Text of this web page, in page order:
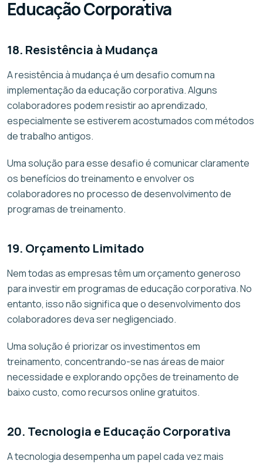
Educação Corporativa
18. Resistência à Mudança
A resistência à mudança é um desafio comum na
implementação da educação corporativa. Alguns
colaboradores podem resistir ao aprendizado,
especialmente se estiverem acostumados com métodos
de trabalho antigos.
Uma solução para esse desafio é comunicar claramente
os benefícios do treinamento e envolver os
colaboradores no processo de desenvolvimento de
programas de treinamento.
19. Orçamento Limitado
Nem todas as empresas têm um orçamento generoso
para investir em programas de educação corporativa. No
entanto, isso não significa que o desenvolvimento dos
colaboradores deva ser negligenciado.
Uma solução é priorizar os investimentos em
treinamento, concentrando-se nas áreas de maior
necessidade e explorando opções de treinamento de
baixo custo, como recursos online gratuitos.
20. Tecnologia e Educação Corporativa
A tecnologia desempenha um papel cada vez mais